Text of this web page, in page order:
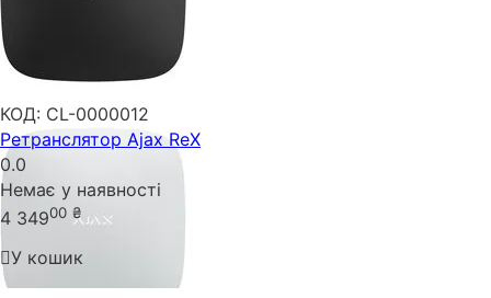
КОД: CL-0000012
Ретранслятор Ajax ReX
0.0
Немає у наявності
4 34900 ₴
У кошик